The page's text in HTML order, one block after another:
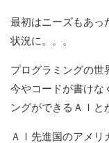
最初はニーズもあっ
状況に。。。
プログラミングの世
今やコードが書けな
ングができるＡＩと
ＡＩ先進国のアメ